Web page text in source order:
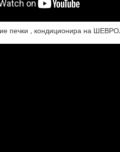
печки , кондиционира на